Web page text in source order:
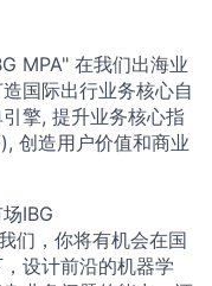
MPA" 在我们出海业
国际出行业务核心自
擎, 提升业务核心指
创造用户价值和商业
IBG
们，你将有机会在国
设计前沿的机器学